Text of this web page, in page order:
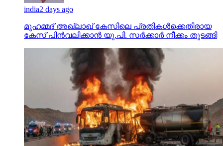
india2 days ago
മുഹമ്മദ് അഖ്‌ലാഖ് കേസിലെ പ്രതികള്‍ക്കെതിരായ
കേസ് പിന്‍വലിക്കാന്‍ യു.പി. സര്‍ക്കാര്‍ നീക്കം തുടങ്ങി